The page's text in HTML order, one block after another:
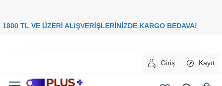
00 TL VE ÜZERİ ALIŞVERİŞLERİNİZDE KARGO
Giriş Kayıt